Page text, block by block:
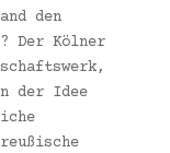
den
Der Kölner
der Idee